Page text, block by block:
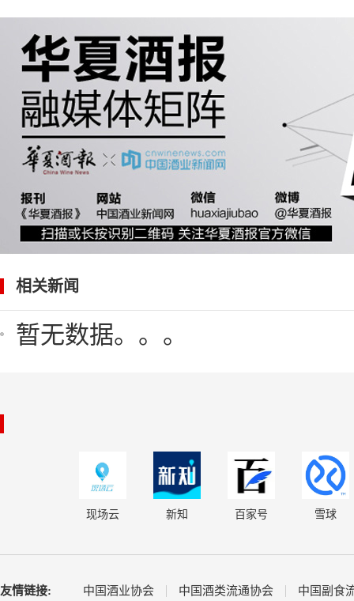
相关新闻
暂无数据。。。
现场云 新知 百家号 雪球
友情链接: 中国酒业协会 中国酒类流通协会 中国副食